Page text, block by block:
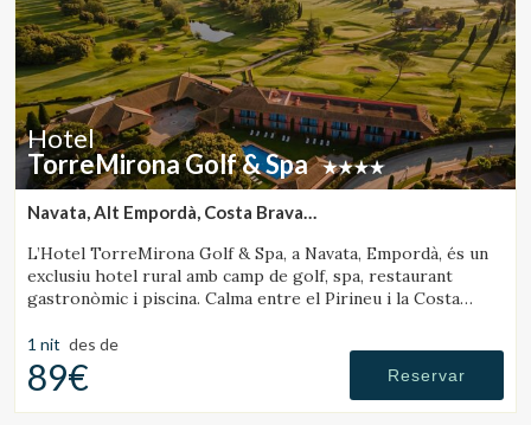
Hotel
TorreMirona Golf & Spa
Navata, Alt Empordà, Costa Brava
L’Hotel TorreMirona Golf & Spa, a Navata, Empordà, és un
exclusiu hotel rural amb camp de golf, spa, restaurant
gastronòmic i piscina. Calma entre el Pirineu i la Costa
1 nit des de
89€ Reservar